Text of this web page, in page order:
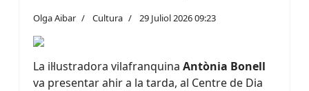
Olga Aibar Cultura 29 Juliol 2026 09:23
La il·lustradora vilafranquina Antònia Bonell
va presentar ahir a la tarda, al Centre de Dia